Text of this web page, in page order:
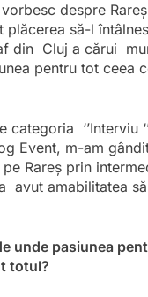
despre
plăcerea să-l
din Cluj a cărui
pentru tot ceea
categoria ‘’Interviu
Event, m-am
Rareş prin
avut amabilitatea
unde pasiunea
totul?